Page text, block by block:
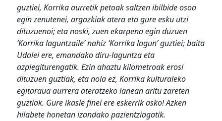
guztiei, Korrika aurretik petoak saltzen ibilbide osoa
egin zenutenei, argazkiak atera eta gure esku utzi
dituzuenoi; eta noski, zuen ekarpena egin duzuen
‘Korrika laguntzaile’ nahiz ‘Korrika lagun’ guztiei; baita
Udalei ere, emandako diru-laguntza eta
azpiegiturengatik. Ezin ahaztu kilometroak erosi
dituzuen guztiak, eta nola ez, Korrika kulturaleko
egitaraua aurrera ateratzeko lanean aritu zareten
guztiak. Gure ikasle finei ere eskerrik asko! Azken
hilabete honetan izandako pazientziagatik.